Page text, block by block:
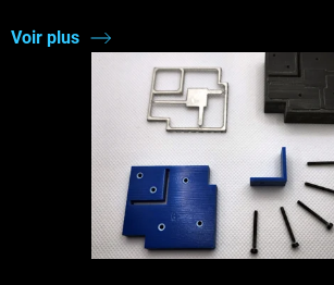
Voir plus